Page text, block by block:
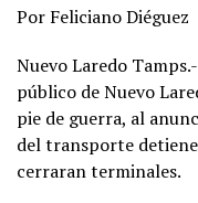
Por Feliciano Diéguez
Nuevo Laredo
público de Nuevo
pie de guerra, al
del transporte
cerraran terminales.